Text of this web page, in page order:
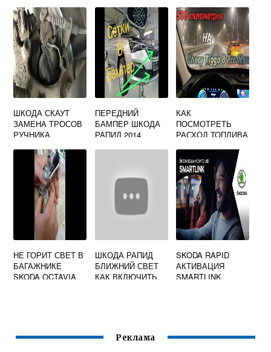
2 DIN ШКОДА
ОКТАВИЯ А5
ШКОДА СКАУТ
ЗАМЕНА ТРОСОВ
РУЧНИКА
ПЕРЕДНИЙ
БАМПЕР ШКОДА
РАПИД 2014
КАК
ПОСМОТРЕТЬ
РАСХОД ТОПЛИВА
НЕ ГОРИТ СВЕТ В
БАГАЖНИКЕ
SKODA OCTAVIA
ШКОДА РАПИД
БЛИЖНИЙ СВЕТ
КАК ВКЛЮЧИТЬ
SKODA RAPID
АКТИВАЦИЯ
SMARTLINK
Реклама